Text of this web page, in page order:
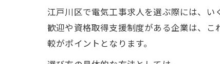
江戸川区で電気工事求人を選ぶ際には、
歓迎や資格取得支援制度がある企業は、
較がポイントとなります。